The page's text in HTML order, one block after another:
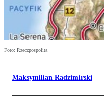
Foto: Rzeczpospolita
Maksymilian Radzimirski